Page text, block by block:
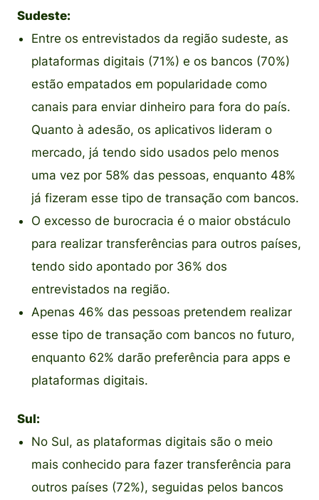
Sudeste:
Entre os entrevistados da região sudeste, as
plataformas digitais (71%) e os bancos (70%)
estão empatados em popularidade como
canais para enviar dinheiro para fora do país.
Quanto à adesão, os aplicativos lideram o
mercado, já tendo sido usados pelo menos
uma vez por 58% das pessoas, enquanto 48%
já fizeram esse tipo de transação com bancos.
O excesso de burocracia é o maior obstáculo
para realizar transferências para outros países,
tendo sido apontado por 36% dos
entrevistados na região.
Apenas 46% das pessoas pretendem realizar
esse tipo de transação com bancos no futuro,
enquanto 62% darão preferência para apps e
plataformas digitais.
Sul:
No Sul, as plataformas digitais são o meio
mais conhecido para fazer transferência para
outros países (72%), seguidas pelos bancos